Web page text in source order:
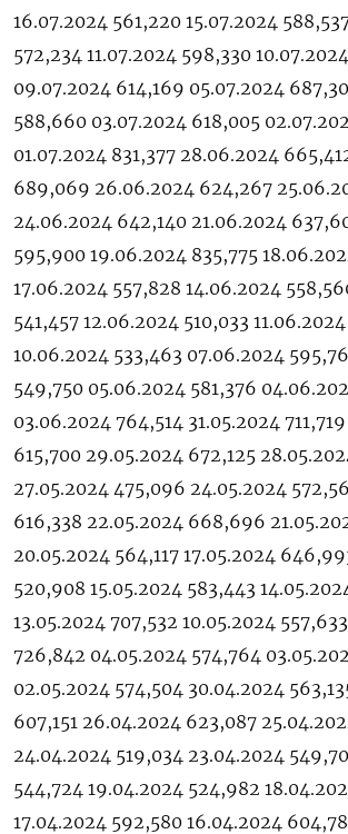
16.07.2024 561,220 15.07.2024
572,234 11.07.2024 598,330
09.07.2024 614,169 05.07.2024
588,660 03.07.2024 618,005
01.07.2024 831,377 28.06.2024
689,069 26.06.2024 624,267
24.06.2024 642,140 21.06.2024
595,900 19.06.2024 835,775
17.06.2024 557,828 14.06.2024
541,457 12.06.2024 510,033
10.06.2024 533,463 07.06.2024
549,750 05.06.2024 581,376
03.06.2024 764,514 31.05.2024
615,700 29.05.2024 672,125
27.05.2024 475,096 24.05.2024
616,338 22.05.2024 668,696
20.05.2024 564,117 17.05.2024
520,908 15.05.2024 583,443
13.05.2024 707,532 10.05.2024
726,842 04.05.2024 574,764
02.05.2024 574,504 30.04.2024
607,151 26.04.2024 623,087
24.04.2024 519,034 23.04.2024
544,724 19.04.2024 524,982
17.04.2024 592,580 16.04.2024